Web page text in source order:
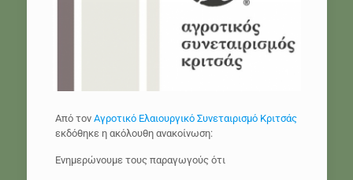
Από τον Αγροτικό Ελαιουργικό Συνεταιρισμό Κριτσάς
εκδόθηκε η ακόλουθη ανακοίνωση:
Ενημερώνουμε τους παραγωγούς ότι